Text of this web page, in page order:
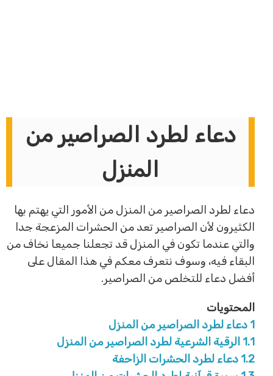
دعاء لطرد الصراصير من
المنزل
دعاء لطرد الصراصير من المنزل من الأمور التي يهتم بها
الكثيرون لأن الصراصير تعد من الحشرات المزعجة جدا
والتي عندما تكون في المنزل قد تجعلنا جميعا نخاف من
البقاء فيه، وسوف نتعرف معكم في هذا المقال على
أفضل دعاء للتخلص من الصراصير.
المحتويات
دعاء لطرد الصراصير من المنزل
الرقية الشرعية لطرد الصراصير من المنزل
1.2دعاء لطرد الحشرات الزاحفة